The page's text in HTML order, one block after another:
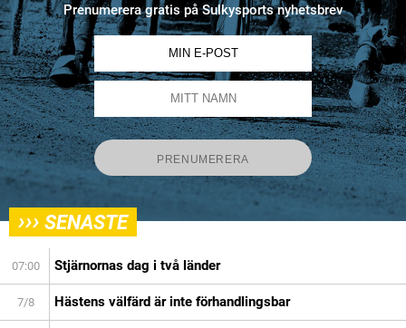
Prenumerera gratis på Sulkysports nyhetsbrev
››› SENASTE
07:00 Stjärnornas dag i två länder
7/8 Hästens välfärd är inte förhandlingsbar